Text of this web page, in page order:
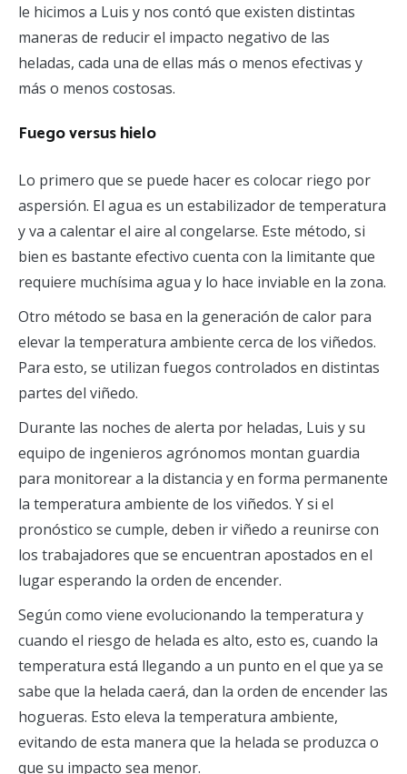
le hicimos a Luis y nos contó que existen distintas
maneras de reducir el impacto negativo de las
heladas, cada una de ellas más o menos efectivas y
más o menos costosas.
Fuego versus hielo
Lo primero que se puede hacer es colocar riego por
aspersión. El agua es un estabilizador de temperatura
y va a calentar el aire al congelarse. Este método, si
bien es bastante efectivo cuenta con la limitante que
requiere muchísima agua y lo hace inviable en la zona.
Otro método se basa en la generación de calor para
elevar la temperatura ambiente cerca de los viñedos.
Para esto, se utilizan fuegos controlados en distintas
partes del viñedo.
Durante las noches de alerta por heladas, Luis y su
equipo de ingenieros agrónomos montan guardia
para monitorear a la distancia y en forma permanente
la temperatura ambiente de los viñedos. Y si el
pronóstico se cumple, deben ir viñedo a reunirse con
los trabajadores que se encuentran apostados en el
lugar esperando la orden de encender.
Según como viene evolucionando la temperatura y
cuando el riesgo de helada es alto, esto es, cuando la
temperatura está llegando a un punto en el que ya se
sabe que la helada caerá, dan la orden de encender las
hogueras. Esto eleva la temperatura ambiente,
evitando de esta manera que la helada se produzca o
que su impacto sea menor.